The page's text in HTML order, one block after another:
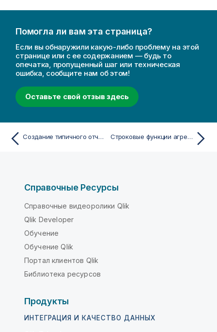
Помогла ли вам эта страница?
Если вы обнаружили какую-либо проблему на этой
странице или с ее содержанием — будь то
опечатка, пропущенный шаг или техническая
ошибка, сообщите нам об этом!
Оставьте свой отзыв здесь
Создание типичного отчета t-test Строковые функции агрегирования
Справочные Ресурсы
Справочные видеоролики Qlik
Qlik Developer
Обучение
Обучение Qlik
Портал клиентов Qlik
Библиотека ресурсов
Продукты
ИНТЕГРАЦИЯ И КАЧЕСТВО ДАННЫХ